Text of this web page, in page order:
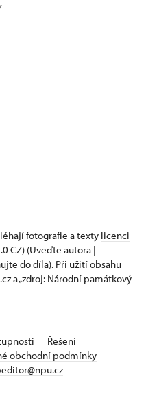
fotografie a texty licenci
CZ) (Uveďte autora |
do díla). Při užití obsahu
a „zdroj: Národní památkový
Řešení
obchodní podmínky